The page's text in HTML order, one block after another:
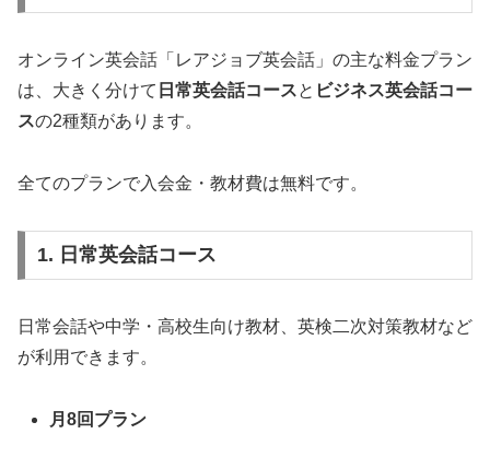
オンライン英会話「レアジョブ英会話」の主な料金プラン
は、大きく分けて 日常英会話コースと ビジネス英会話コー
スの2種類があります。
全てのプランで入会金・教材費は無料です。
1. 日常英会話コース
日常会話や中学・高校生向け教材、英検二次対策教材など
が利用できます。
月8回プラン